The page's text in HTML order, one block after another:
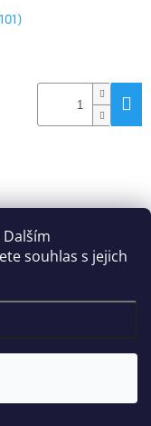
souhlas s jejich